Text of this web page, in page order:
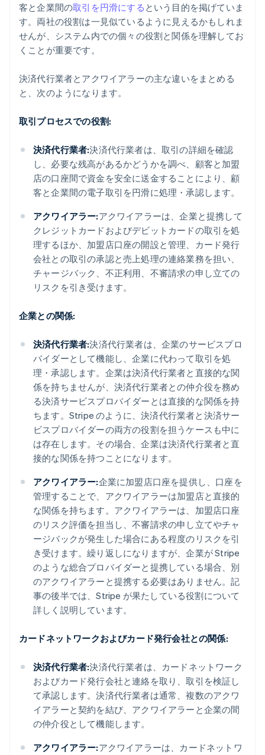
客と企業間の取引を円滑にする という目的を掲げていま
す。両社の役割は一見似ているように見えるかもしれま
せんが、システム内での個々の役割と関係を理解してお
くことが重要です。
決済代行業者とアクワイアラーの主な違いをまとめる
と、次のようになります。
取引プロセスでの役割:
決済代行業者:決済代行業者は、取引の詳細を確認
し、必要な残高があるかどうかを調べ、顧客と加盟
店の口座間で資金を安全に送金することにより、顧
客と企業間の電子取引を円滑に処理・承認します。
アクワイアラー:アクワイアラーは、企業と提携して
クレジットカードおよびデビットカードの取引を処
理するほか、加盟店口座の開設と管理、カード発行
会社との取引の承認と売上処理の連絡業務を担い、
チャージバック、不正利用、不審請求の申し立ての
リスクを引き受けます。
企業との関係:
決済代行業者:決済代行業者は、企業のサービスプロ
バイダーとして機能し、企業に代わって取引を処
理・承認します。企業は決済代行業者と直接的な関
係を持ちませんが、決済代行業者との仲介役を務め
る決済サービスプロバイダーとは直接的な関係を持
ちます。Stripe のように、決済代行業者と決済サー
ビスプロバイダーの両方の役割を担うケースも中に
は存在します。その場合、企業は決済代行業者と直
接的な関係を持つことになります。
アクワイアラー:企業に加盟店口座を提供し、口座を
管理することで、アクワイアラーは加盟店と直接的
な関係を持ちます。アクワイアラーは、加盟店口座
のリスク評価を担当し、不審請求の申し立てやチャ
ージバックが発生した場合にある程度のリスクを引
き受けます。繰り返しになりますが、企業が Stripe
のような総合プロバイダーと提携している場合、別
のアクワイアラーと提携する必要はありません。記
事の後半では、Stripe が果たしている役割について
詳しく説明しています。
カードネットワークおよびカード発行会社との関係:
決済代行業者:決済代行業者は、カードネットワーク
およびカード発行会社と連絡を取り、取引を検証し
て承認します。決済代行業者は通常、複数のアクワ
イアラーと契約を結び、アクワイアラーと企業の間
の仲介役として機能します。
アクワイアラー:アクワイアラーは、カードネットワ